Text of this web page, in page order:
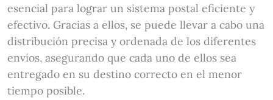
esencial para lograr un sistema postal eficiente y
efectivo. Gracias a ellos, se puede llevar a cabo una
distribución precisa y ordenada de los diferentes
envíos, asegurando que cada uno de ellos sea
entregado en su destino correcto en el menor
tiempo posible.